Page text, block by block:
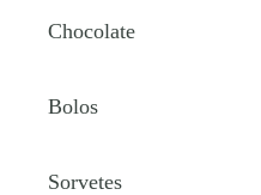
Chocolate
Bolos
Sorvetes